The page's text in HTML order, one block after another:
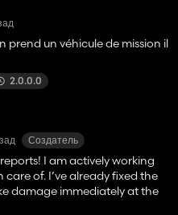
prend un véhicule de mission il
2.0.0.0
Создатель
I am actively working
of. I’ve already fixed the
damage immediately at the